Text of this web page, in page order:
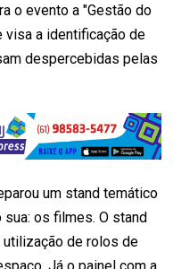
o evento a "Gestão do
visa a identificação de
despercebidas pelas
um stand temático
sua: os filmes. O stand
utilização de rolos de